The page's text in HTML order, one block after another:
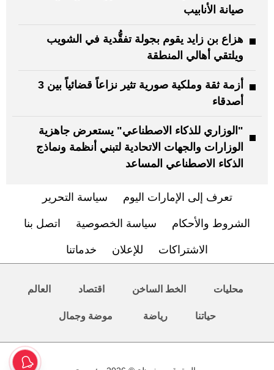
صيانة الأنابيب
هزاع بن زايد يقوم بجولة تفقُّدية في الشويب
ويلتقي أهالي المنطقة
أزمة ثقة وملكية صورية تثير نزاعاً قضائياً بين 3
أصدقاء
"الوزاري للذكاء الاصطناعي" يستعرض جاهزية
الوزارات والجهات الاتحادية لتبني أنظمة ونماذج
الذكاء الاصطناعي المساعد
تعرف إلى الإمارات اليوم سياسة التحرير
الشروط والأحكام سياسة الخصوصية اتصل بنا
الاشتراكات للإعلان خدماتنا
محليات الخط الساخن اقتصاد العالم
حياتنا رياضة موضة وجمال